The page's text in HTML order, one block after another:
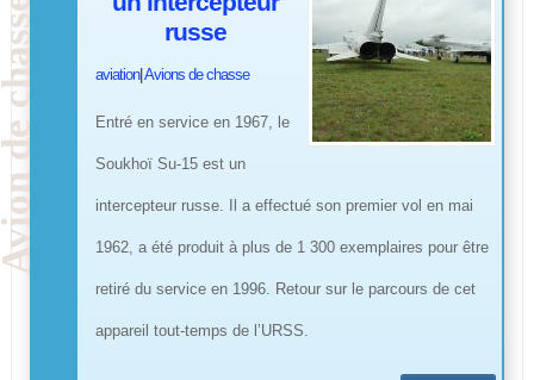
russe
aviation| Avions de chasse
Entré en service en 1967, le
Soukhoï Su-15 est un
intercepteur russe. Il a effectué son premier vol en mai
1962, a été produit à plus de 1 300 exemplaires pour être
retiré du service en 1996. Retour sur le parcours de cet
appareil tout-temps de l’URSS.